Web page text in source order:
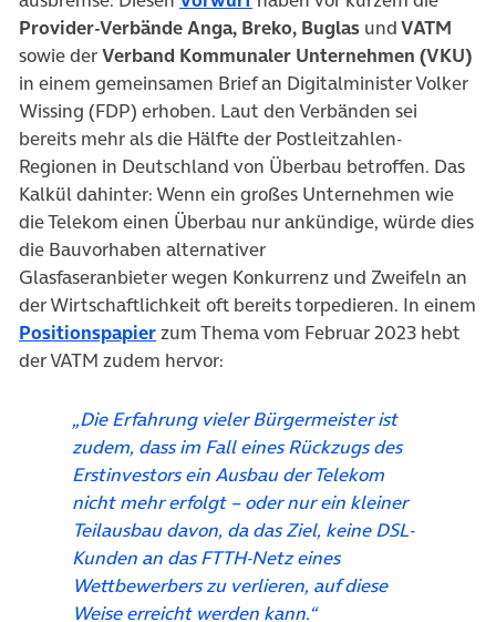
Provider-Verbände Anga, Breko, Buglas undVATM
sowie derVerband Kommunaler Unternehmen (VKU)
in einem gemeinsamen Brief an Digitalminister Volker
Wissing (FDP) erhoben. Laut den Verbänden sei
bereits mehr als die Hälfte der Postleitzahlen-
Regionen in Deutschland von Überbau betroffen. Das
Kalkül dahinter: Wenn ein großes Unternehmen wie
die Telekom einen Überbau nur ankündige, würde dies
die Bauvorhaben alternativer
Glasfaseranbieter wegen Konkurrenz und Zweifeln an
der Wirtschaftlichkeit oft bereits torpedieren. In einem
Positionspapier(öffnet in neuem Tab)
zum Thema vom Februar 2023 hebt
der VATM zudem hervor:
„Die Erfahrung vieler Bürgermeister ist
zudem, dass im Fall eines Rückzugs des
Erstinvestors ein Ausbau der Telekom
nicht mehr erfolgt – oder nur ein kleiner
Teilausbau davon, da das Ziel, keine DSL-
Kunden an das FTTH-Netz eines
Wettbewerbers zu verlieren, auf diese
Weise erreicht werden kann.“